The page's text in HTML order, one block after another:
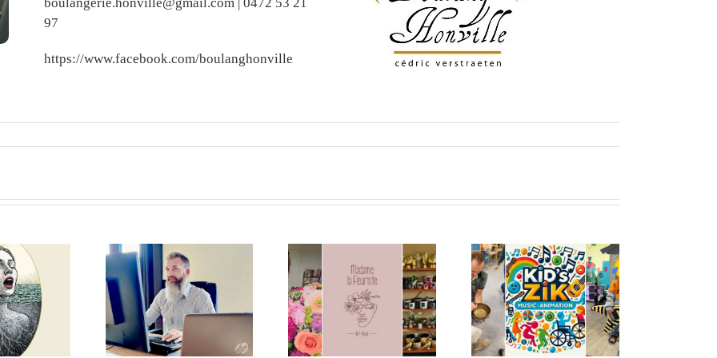
97
https://www.facebook.com/boulanghonville
: un
local
sécuriser vos
données !
Une nouvelle
boutique fleurit à
Vaux-sur-Sûre
Kid’s Zik : Jean-
Philip Buyl rend la
musique accessible
à tous
TwentySix Décor